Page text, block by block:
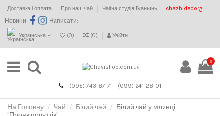
Доставка і оплата Про наш чай Чайна студія Ґуаньїнь chazhidao.org
Новини : Написати:
Українська (0) (0) Увійти
0
(098) 743-87-71 (099) 241-28-01
На Головну Чай Білий чай
Білий чай у млинці